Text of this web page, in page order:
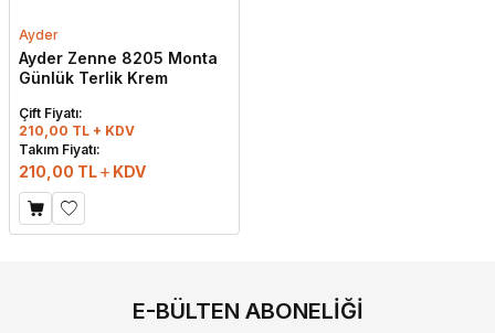
Ayder
Ayder Zenne 8205 Monta
Günlük Terlik Krem
Çift Fiyatı:
210,00 TL + KDV
Takım Fiyatı:
210,00 TL KDV
E-BÜLTEN ABONELIĞI